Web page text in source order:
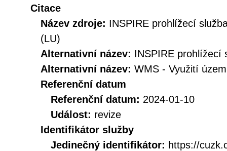
Citace
Název zdroje: INSPIRE prohlížecí
(LU)
Alternativní název: INSPIRE prohlížecí
Alternativní název: WMS - Využití
Referenční datum
Referenční datum: 2024-01-10
Událost: revize
Identifikátor služby
Jedinečný identifikátor: https://